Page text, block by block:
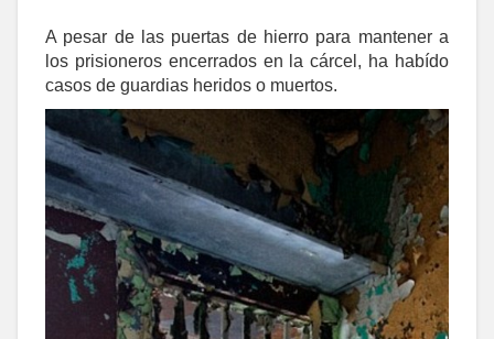
A pesar de las puertas de hierro para mantener a
los prisioneros encerrados en la cárcel, ha habído
casos de guardias heridos o muertos.